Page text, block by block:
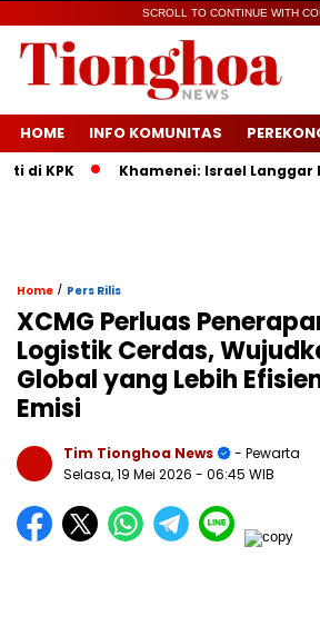
SCROLL TO CONTINUE WITH
HOME INFO KOMUNITAS
KPK Khamenei: Israel Langgar
Home / Pers Rilis
XCMG Perluas
Logistik Cerdas,
Global yang Lebih
Emisi
Tim Tionghoa News
- Pewarta
Selasa, 19 Mei 2026 - 06:45 WIB